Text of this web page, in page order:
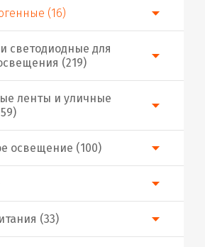
освещение (100)
(16)
ленты и уличные
светодиодные для
(219)
(33)